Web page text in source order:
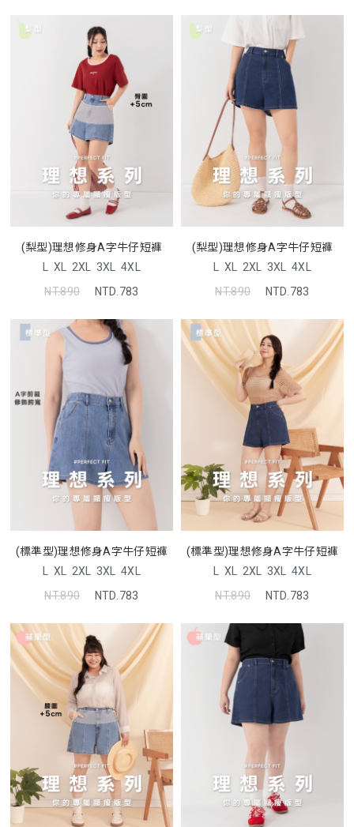
(梨型)理想修身A字牛仔短褲
L XL 2XL 3XL 4XL
NT.890
NTD.783
(梨型)理想修身A字牛仔短褲
L XL 2XL 3XL 4XL
NT.890
NTD.783
(標準型)理想修身A字牛仔短褲
L XL 2XL 3XL 4XL
NT.890
NTD.783
(標準型)理想修身A字牛仔短褲
L XL 2XL 3XL 4XL
NT.890
NTD.783